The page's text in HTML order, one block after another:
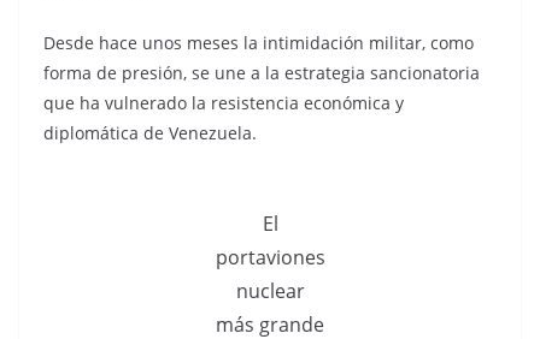
Desde hace unos meses la intimidación militar, como
forma de presión, se une a la estrategia sancionatoria
que ha vulnerado la resistencia económica y
diplomática de Venezuela.
El
portaviones
nuclear
más grande